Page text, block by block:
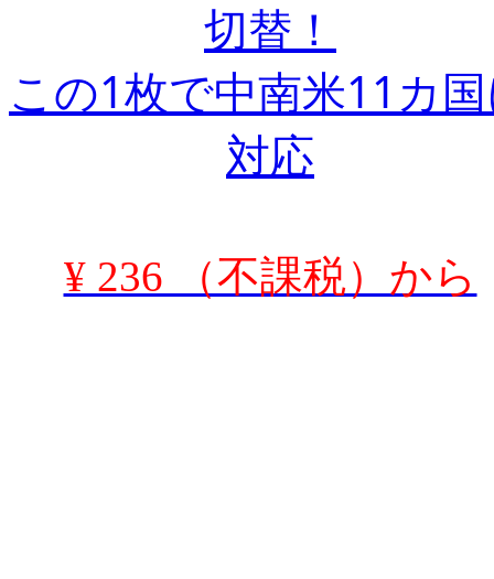
切替！
この1枚で中南米11カ
対応
¥ 236 （不課税）から